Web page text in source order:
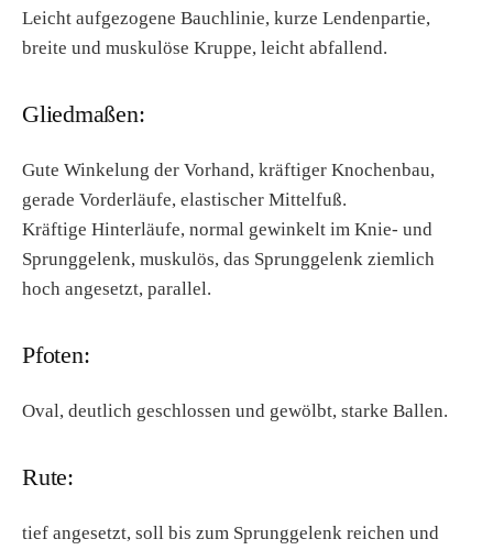
Leicht aufgezogene Bauchlinie, kurze Lendenpartie,
breite und muskulöse Kruppe, leicht abfallend.
Gliedmaßen:
Gute Winkelung der Vorhand, kräftiger Knochenbau,
gerade Vorderläufe, elastischer Mittelfuß.
Kräftige Hinterläufe, normal gewinkelt im Knie- und
Sprunggelenk, muskulös, das Sprunggelenk ziemlich
hoch angesetzt, parallel.
Pfoten:
Oval, deutlich geschlossen und gewölbt, starke Ballen.
Rute:
tief angesetzt, soll bis zum Sprunggelenk reichen und